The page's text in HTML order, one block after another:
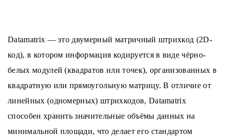
Datamatrix — это двумерный матричный штрихкод (2D-
код), в котором информация кодируется в виде чёрно-
белых модулей (квадратов или точек), организованных в
квадратную или прямоугольную матрицу. В отличие от
линейных (одномерных) штрихкодов, Datamatrix
способен хранить значительные объёмы данных на
минимальной площади, что делает его стандартом